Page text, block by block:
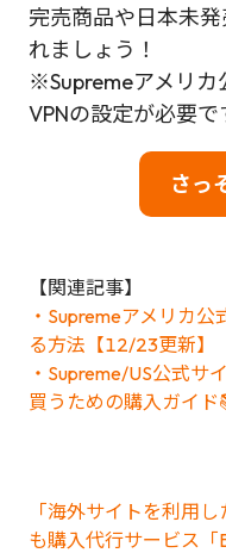
完売商品や日本未
れましょう！
※Supremeアメリカ
VPNの設定が必要で
さっ
【関連記事】
・Supremeアメリカ
る方法【12/23更新】
・Supreme/US公式サ
買うための購入ガイド
「海外サイトを利用
も購入代行サービス「